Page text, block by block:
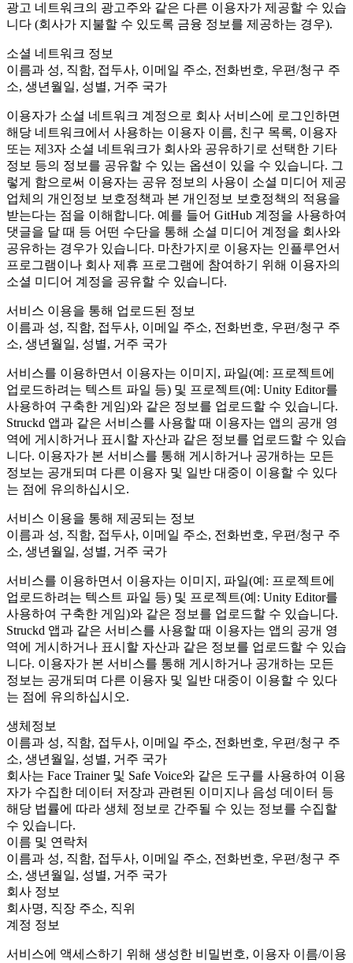
광고 네트워크의 광고주와 같은 다른 이용자가 제공할 수 있습
니다 (회사가 지불할 수 있도록 금융 정보를 제공하는 경우).
소셜 네트워크 정보
이름과 성, 직함, 접두사, 이메일 주소, 전화번호, 우편/청구 주
소, 생년월일, 성별, 거주 국가
이용자가 소셜 네트워크 계정으로 회사 서비스에 로그인하면
해당 네트워크에서 사용하는 이용자 이름, 친구 목록, 이용자
또는 제3자 소셜 네트워크가 회사와 공유하기로 선택한 기타
정보 등의 정보를 공유할 수 있는 옵션이 있을 수 있습니다. 그
렇게 함으로써 이용자는 공유 정보의 사용이 소셜 미디어 제공
업체의 개인정보 보호정책과 본 개인정보 보호정책의 적용을
받는다는 점을 이해합니다. 예를 들어 GitHub 계정을 사용하여
댓글을 달 때 등 어떤 수단을 통해 소셜 미디어 계정을 회사와
공유하는 경우가 있습니다. 마찬가지로 이용자는 인플루언서
프로그램이나 회사 제휴 프로그램에 참여하기 위해 이용자의
소셜 미디어 계정을 공유할 수 있습니다.
서비스 이용을 통해 업로드된 정보
이름과 성, 직함, 접두사, 이메일 주소, 전화번호, 우편/청구 주
소, 생년월일, 성별, 거주 국가
서비스를 이용하면서 이용자는 이미지, 파일(예: 프로젝트에
업로드하려는 텍스트 파일 등) 및 프로젝트(예: Unity Editor를
사용하여 구축한 게임)와 같은 정보를 업로드할 수 있습니다.
Struckd 앱과 같은 서비스를 사용할 때 이용자는 앱의 공개 영
역에 게시하거나 표시할 자산과 같은 정보를 업로드할 수 있습
니다. 이용자가 본 서비스를 통해 게시하거나 공개하는 모든
정보는 공개되며 다른 이용자 및 일반 대중이 이용할 수 있다
는 점에 유의하십시오.
서비스 이용을 통해 제공되는 정보
이름과 성, 직함, 접두사, 이메일 주소, 전화번호, 우편/청구 주
소, 생년월일, 성별, 거주 국가
서비스를 이용하면서 이용자는 이미지, 파일(예: 프로젝트에
업로드하려는 텍스트 파일 등) 및 프로젝트(예: Unity Editor를
사용하여 구축한 게임)와 같은 정보를 업로드할 수 있습니다.
Struckd 앱과 같은 서비스를 사용할 때 이용자는 앱의 공개 영
역에 게시하거나 표시할 자산과 같은 정보를 업로드할 수 있습
니다. 이용자가 본 서비스를 통해 게시하거나 공개하는 모든
정보는 공개되며 다른 이용자 및 일반 대중이 이용할 수 있다
는 점에 유의하십시오.
생체정보
이름과 성, 직함, 접두사, 이메일 주소, 전화번호, 우편/청구 주
소, 생년월일, 성별, 거주 국가
회사는 Face Trainer 및 Safe Voice와 같은 도구를 사용하여 이용
자가 수집한 데이터 저장과 관련된 이미지나 음성 데이터 등
해당 법률에 따라 생체 정보로 간주될 수 있는 정보를 수집할
수 있습니다.
이름 및 연락처
이름과 성, 직함, 접두사, 이메일 주소, 전화번호, 우편/청구 주
소, 생년월일, 성별, 거주 국가
회사 정보
회사명, 직장 주소, 직위
계정 정보
서비스에 액세스하기 위해 생성한 비밀번호, 이용자 이름/이용